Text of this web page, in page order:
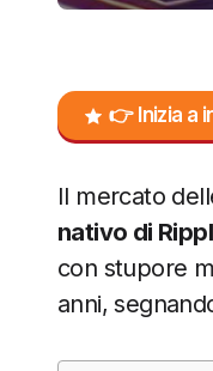
👉 Inizia a
Il mercato
nativo di
con stupore
anni,